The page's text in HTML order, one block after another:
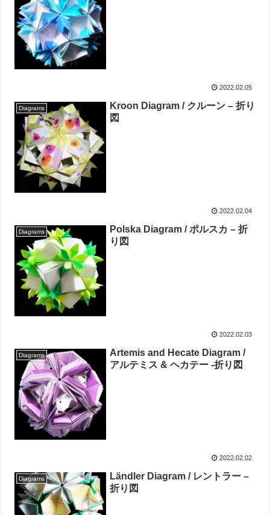
2022.02.05
Diagrams
Kroon Diagram / クルーン – 折り
図
2022.02.04
Diagrams
Polska Diagram / ポルスカ – 折
り図
2022.02.03
Diagrams
Artemis and Hecate Diagram /
アルテミス & ヘカテー -折り図
2022.02.02
Diagrams
Ländler Diagram / レントラー –
折り図